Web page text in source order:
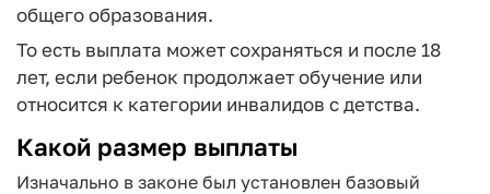
общего образования.
То есть выплата может сохраняться и после 18
лет, если ребенок продолжает обучение или
относится к категории инвалидов с детства.
Какой размер выплаты
Изначально в законе был установлен базовый